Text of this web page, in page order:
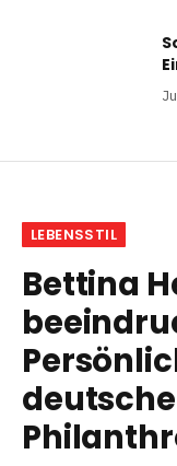
LEBENSSTIL
Bettina